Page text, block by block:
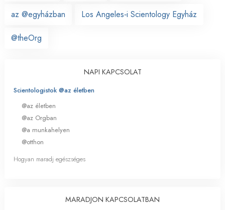
az @egyházban Los Angeles‑i Scientology Egyház
@theOrg
NAPI KAPCSOLAT
Scientologistok @az életben
@az életben
@az Orgban
@a munkahelyen
@otthon
Hogyan maradj egészséges
MARADJON KAPCSOLATBAN